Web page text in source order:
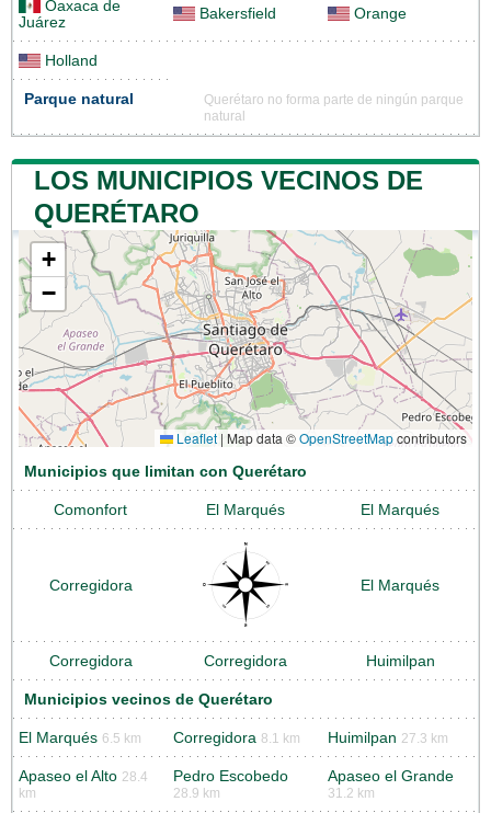
Oaxaca de
Juárez
Bakersfield Orange
Holland
Parque natural
Querétaro no forma parte de ningún parque
natural
LOS MUNICIPIOS VECINOS DE
QUERÉTARO
+
−
Leaflet | Map data ©OpenStreetMapcontributors
Municipios que limitan con Querétaro
Comonfort El Marqués El Marqués
Corregidora El Marqués
Corregidora Corregidora Huimilpan
Municipios vecinos de Querétaro
El Marqués 6.5 km Corregidora 8.1 km Huimilpan 27.3 km
Apaseo el Alto 28.4
km
Pedro Escobedo
28.9 km
Apaseo el Grande
31.2 km